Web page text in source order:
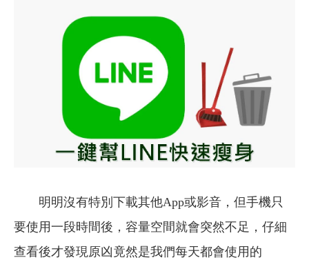
明明沒有特別下載其他App或影音，但手機只
要使用一段時間後，容量空間就會突然不足，仔細
查看後才發現原凶竟然是我們每天都會使用的